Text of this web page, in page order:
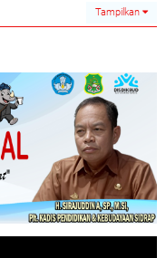
Tampilkan